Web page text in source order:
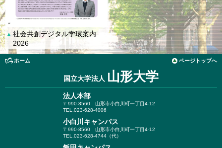
▲ 社会共創デジタル学環案内
2026
ホーム ページトップへ
国立大学法人 山形大学
法人本部
〒990-8560 山形市小白川町一丁目4-12
TEL.023-628-4006
小白川キャンパス
〒990-8560 山形市小白川町一丁目4-12
TEL.023-628-4744（代）